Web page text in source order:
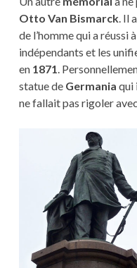
Otto Van Bismarck. Il
de l’homme qui a
indépendants et les
en 1871.
statue de Germania qui
ne fallait pas rigoler